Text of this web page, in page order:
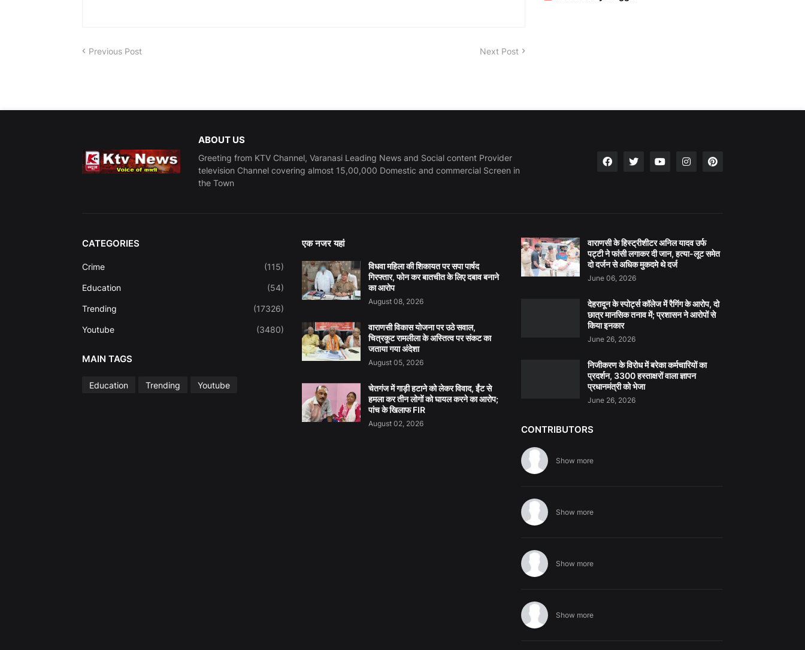
Previous Post Next Post
ABOUT US
Greeting from KTV Channel, Varanasi Leading News and Social content Provider
television Channel covering almost 15,00,000 Domestic and commercial Screen in
the Town
CATEGORIES
Crime (115)
Education (54)
Trending (17326)
Youtube (3480)
MAIN TAGS
Education Trending Youtube
एक नजर यहां
विधवा महिला की शिकायत पर सपा पार्षद
गिरफ्तार, फोन कर बातचीत के लिए दबाव बनाने
का आरोप
August 08, 2026
वाराणसी विकास योजना पर उठे सवाल,
चित्रकूट रामलीला के अस्तित्व पर संकट का
जताया गया अंदेशा
August 05, 2026
चेतगंज में गाड़ी हटाने को लेकर विवाद, ईंट से
हमला कर तीन लोगों को घायल करने का आरोप;
पांच के खिलाफ FIR
August 02, 2026
वाराणसी के हिस्ट्रीशीटर अनिल यादव उर्फ
पट्टी ने फांसी लगाकर दी जान, हत्या-लूट समेत
दो दर्जन से अधिक मुकदमे थे दर्ज
June 06, 2026
देहरादून के स्पोर्ट्स कॉलेज में रैगिंग के आरोप, दो
छात्र मानसिक तनाव में; प्रशासन ने आरोपों से
किया इनकार
June 26, 2026
निजीकरण के विरोध में बरेका कर्मचारियों का
प्रदर्शन, 3300 हस्ताक्षरों वाला ज्ञापन
प्रधानमंत्री को भेजा
June 26, 2026
CONTRIBUTORS
Show more
Show more
Show more
Show more